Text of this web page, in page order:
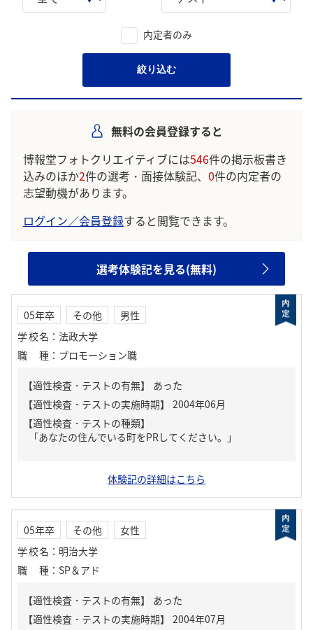
内定者のみ
絞り込む
無料の会員登録すると
博報堂フォトクリエイティブには546件の掲示板書き
込みのほか2件の選考・面接体験記、 0件の内定者の
志望動機があります。
ログイン／会員登録すると閲覧できます。
選考体験記を見る(無料)
05年卒 その他
男性
学校名 ： 法政大学
職種 ： プロモーション職
【適性検査・テストの有無】 あった
【適性検査・テストの種類】
「あなたの住んでいる町をPRしてください。」
体験記の詳細はこちら
05年卒 その他
女性
学校名 ： 明治大学
職種 ： SP＆アド
【適性検査・テストの有無】 あった